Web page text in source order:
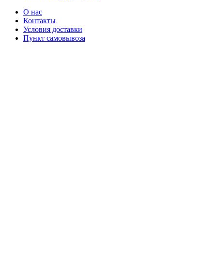
О нас
Контакты
Условия доставки
Пункт самовывоза